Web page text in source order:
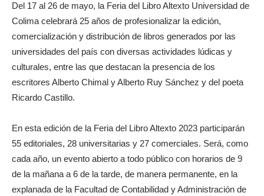
Del 17 al 26 de mayo, la Feria del Libro Altexto Universidad de
Colima celebrará 25 años de profesionalizar la edición,
comercialización y distribución de libros generados por las
universidades del país con diversas actividades lúdicas y
culturales, entre las que destacan la presencia de los
escritores Alberto Chimal y Alberto Ruy Sánchez y del poeta
Ricardo Castillo.
En esta edición de la Feria del Libro Altexto 2023 participarán
55 editoriales, 28 universitarias y 27 comerciales. Será, como
cada año, un evento abierto a todo público con horarios de 9
de la mañana a 6 de la tarde, de manera permanente, en la
explanada de la Facultad de Contabilidad y Administración de